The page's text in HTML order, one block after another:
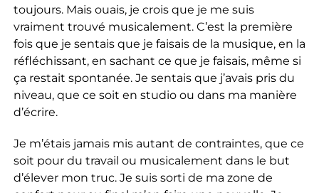
toujours. Mais ouais, je crois que je me suis
vraiment trouvé musicalement. C’est la première
fois que je sentais que je faisais de la musique, en la
réfléchissant, en sachant ce que je faisais, même si
ça restait spontanée. Je sentais que j’avais pris du
niveau, que ce soit en studio ou dans ma manière
d’écrire.
Je m’étais jamais mis autant de contraintes, que ce
soit pour du travail ou musicalement dans le but
d’élever mon truc. Je suis sorti de ma zone de